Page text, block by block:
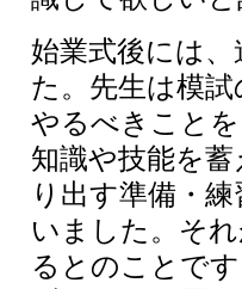
始業式後には
た。先生は模
やるべきこと
知識や技能を
り出す準備・
いました。そ
るとのことで